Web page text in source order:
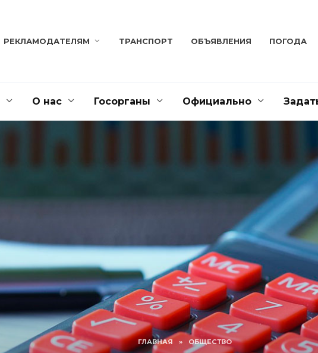
РЕКЛАМОДАТЕЛЯМ ТРАНСПОРТ ОБЪЯВЛЕНИЯ ПОГОДА
О нас Госорганы Официально
ГЛАВНАЯ » ОБЩЕСТВО